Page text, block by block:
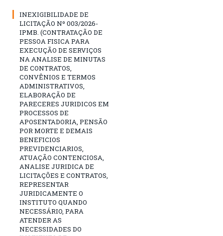
INEXIGIBILIDADE DE
LICITAÇÃO Nº 003/2026-
IPMB. (CONTRATAÇÃO DE
PESSOA FISICA PARA
EXECUÇÃO DE SERVIÇOS
NA ANALISE DE MINUTAS
DE CONTRATOS,
CONVÊNIOS E TERMOS
ADMINISTRATIVOS,
ELABORAÇÃO DE
PARECERES JURIDICOS EM
PROCESSOS DE
APOSENTADORIA, PENSÃO
POR MORTE E DEMAIS
BENEFICIOS
PREVIDENCIARIOS,
ATUAÇÃO CONTENCIOSA,
ANALISE JURIDICA DE
LICITAÇÕES E CONTRATOS,
REPRESENTAR
JURIDICAMENTE O
INSTITUTO QUANDO
NECESSÁRIO, PARA
ATENDER AS
NECESSIDADES DO